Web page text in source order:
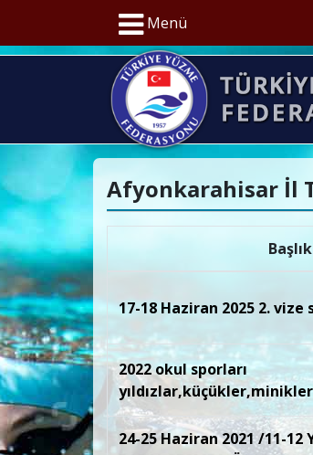
Menü
Afyonkarahisar İl
Başlık
17-18 Haziran 2025 2. vize
2022 okul sporları
24-25 Haziran 2021 /11-12